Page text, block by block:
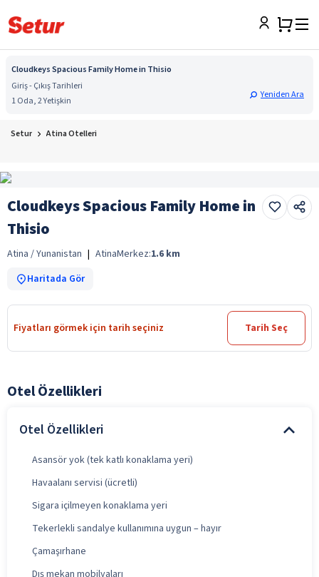
Cloudkeys Spacious Family Home in Thisio
Giriş - Çıkış Tarihleri
1 Oda, 2 Yetişkin
Yeniden Ara
Setur Atina Otelleri
Cloudkeys Spacious Family Home in
Thisio
Atina / Yunanistan | AtinaMerkez:1.6 km
Haritada Gör
Fiyatları görmek için tarih seçiniz Tarih Seç
Otel Özellikleri
Otel Özellikleri
Asansör yok (tek katlı konaklama yeri)
Havaalanı servisi (ücretli)
Sigara içilmeyen konaklama yeri
Tekerlekli sandalye kullanımına uygun – hayır
Çamaşırhane
Dış mekan mobilyaları